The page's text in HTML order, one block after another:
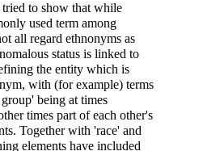
to show that while
used term among
all regard ethnonyms as
status is linked to
the entity which is
with (for example) terms
being at times
times part of each other's
Together with 'race' and
elements have included